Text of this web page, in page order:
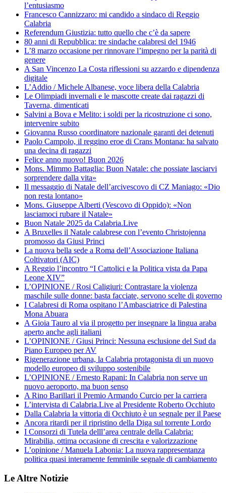
l’entusiasmo
Francesco Cannizzaro: mi candido a sindaco di Reggio
Calabria
Referendum Giustizia: tutto quello che c’è da sapere
80 anni di Repubblica: tre sindache calabresi del 1946
L’8 marzo occasione per rinnovare l’impegno per la parità di
genere
A San Vincenzo La Costa riflessioni su azzardo e dipendenza
digitale
L’Addio / Michele Albanese, voce libera della Calabria
Le Olimpiadi invernali e le mascotte create dai ragazzi di
Taverna, dimenticati
Salvini a Bova e Melito: i soldi per la ricostruzione ci sono,
intervenire subito
Giovanna Russo coordinatore nazionale garanti dei detenuti
Paolo Campolo, il reggino eroe di Crans Montana: ha salvato
una decina di ragazzi
Felice anno nuovo! Buon 2026
Mons. Mimmo Battaglia: Buon Natale: che possiate lasciarvi
sorprendere dalla vita»
Il messaggio di Natale dell’arcivescovo di CZ Maniago: «Dio
non resta lontano»
Mons. Giuseppe Alberti (Vescovo di Oppido): «Non
lasciamoci rubare il Natale»
Buon Natale 2025 da Calabria.Live
A Bruxelles il Natale calabrese con l’evento Christojenna
promosso da Giusi Princi
La nuova bella sede a Roma dell’Associazione Italiana
Coltivatori (AIC)
A Reggio l’incontro “I Cattolici e la Politica vista da Papa
Leone XIV”
L’OPINIONE / Rosi Caligiuri: Contrastare la violenza
maschile sulle donne: basta facciate, servono scelte di governo
I Calabresi di Roma ospitano l’Ambasciatrice di Palestina
Mona Abuara
A Gioia Tauro al via il progetto per insegnare la lingua araba
aperto anche agli italiani
L’OPINIONE / Giusi Princi: Nessuna esclusione del Sud da
Piano Europeo per AV
Rigenerazione urbana, la Calabria protagonista di un nuovo
modello europeo di sviluppo sostenibile
L’OPINIONE / Ernesto Rapani: In Calabria non serve un
nuovo aeroporto, ma buon senso
A Rino Barillari il Premio Armando Curcio per la carriera
L’intervista di Calabria.Live al Presidente Roberto Occhiuto
Dalla Calabria la vittoria di Occhiuto è un segnale per il Paese
Ancora ritardi per il ripristino della Diga sul torrente Lordo
I Consorzi di Tutela delll’area centrale della Calabria:
Mirabilia, ottima occasione di crescita e valorizzazione
L’opinione / Manuela Labonia: La nuova rappresentanza
politica quasi interamente femminile segnale di cambiamento
Le Altre Notizie